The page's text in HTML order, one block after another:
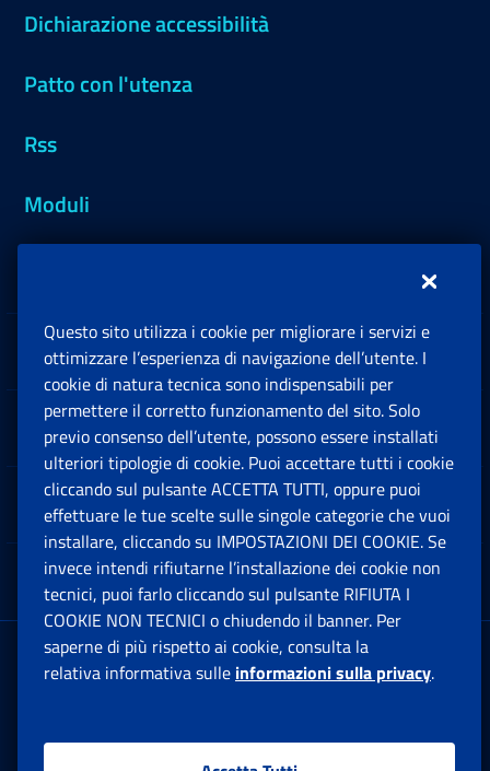
Dichiarazione accessibilità
Patto con l'utenza
Rss
Moduli
Sedi e Contatti
Software
Note Legali
App mobile
Sede Legale : Via Ciro il Grande, 21
00144 Roma
Questo sito utilizza i cookie per migliorare i servizi e
ottimizzare l’esperienza di navigazione dell’utente. I
cookie di natura tecnica sono indispensabili per
permettere il corretto funzionamento del sito. Solo
previo consenso dell’utente, possono essere installati
ulteriori tipologie di cookie. Puoi accettare tutti i cookie
cliccando sul pulsante ACCETTA TUTTI, oppure puoi
effettuare le tue scelte sulle singole categorie che vuoi
installare, cliccando su IMPOSTAZIONI DEI COOKIE. Se
invece intendi rifiutarne l’installazione dei cookie non
tecnici, puoi farlo cliccando sul pulsante RIFIUTA I
COOKIE NON TECNICI o chiudendo il banner. Per
saperne di più rispetto ai cookie, consulta la
relativa informativa sulle informazioni sulla privacy.